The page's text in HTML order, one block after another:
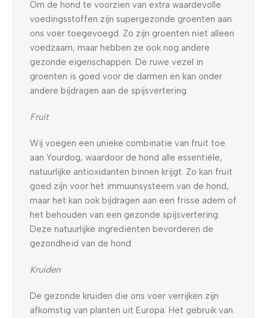
Om de hond te voorzien van extra waardevolle
voedingsstoffen zijn supergezonde groenten aan
ons voer toegevoegd. Zo zijn groenten niet alleen
voedzaam, maar hebben ze ook nog andere
gezonde eigenschappen. De ruwe vezel in
groenten is goed voor de darmen en kan onder
andere bijdragen aan de spijsvertering.
Fruit
Wij voegen een unieke combinatie van fruit toe
aan Yourdog, waardoor de hond alle essentiële,
natuurlijke antioxidanten binnen krijgt. Zo kan fruit
goed zijn voor het immuunsysteem van de hond,
maar het kan ook bijdragen aan een frisse adem of
het behouden van een gezonde spijsvertering.
Deze natuurlijke ingrediënten bevorderen de
gezondheid van de hond.
Kruiden
De gezonde kruiden die ons voer verrijken zijn
afkomstig van planten uit Europa. Het gebruik van